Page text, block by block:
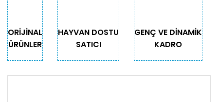
ORİJİNAL
ÜRÜNLER
HAYVAN DOSTU
SATICI
GENÇ VE DİNAMİK
KADRO